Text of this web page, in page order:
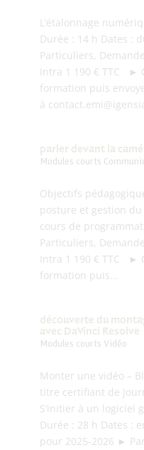
L’étalonnage
Durée : 14 h Dates :
Particuliers,
Intra 1 190 € TTC ►
formation puis
à
parler devant la
Modules courts
Objectifs
posture et gestion du
cours de
Particuliers,
Intra 1 190 € TTC ►
formation puis...
découverte du
avec DaVinci Resolve
Modules courts Vidéo
Monter une vidéo –
titre certifiant de
S’initier à un logiciel
Durée : 28 h Dates :
pour 2025-2026 ►